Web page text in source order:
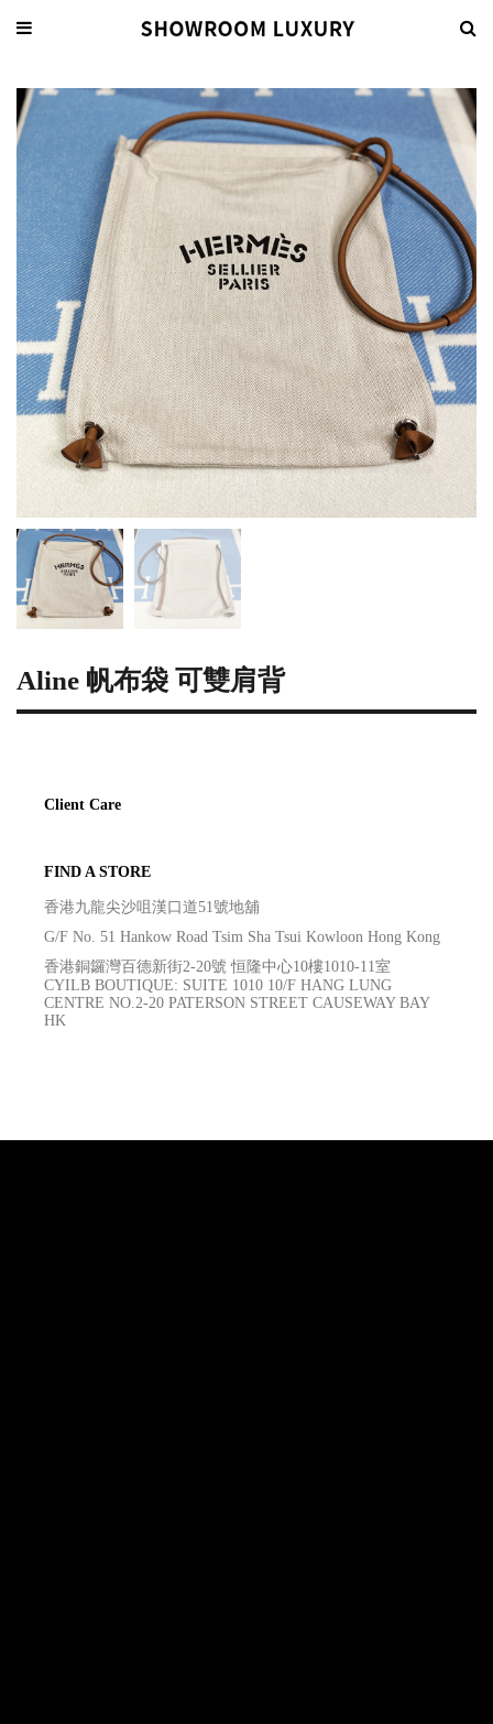
Aline 帆布袋 可雙肩背
Client Care
FIND A STORE
香港九龍尖沙咀漢口道51號地舖
G/F No. 51 Hankow Road Tsim Sha Tsui Kowloon Hong Kong
香港銅鑼灣百德新街2-20號 恒隆中心10樓1010-11室
CYILB BOUTIQUE: SUITE 1010 10/F HANG LUNG
CENTRE NO.2-20 PATERSON STREET CAUSEWAY BAY
HK
關于我們
EN